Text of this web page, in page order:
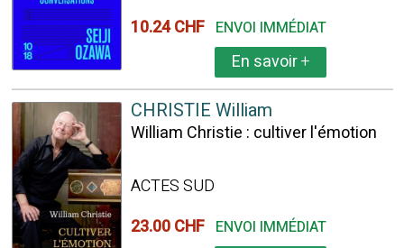
10.24 CHF ENVOI IMMÉDIAT
En savoir+
CHRISTIE William
William Christie : cultiver l'émotion
ACTES SUD
23.00 CHF ENVOI IMMÉDIAT